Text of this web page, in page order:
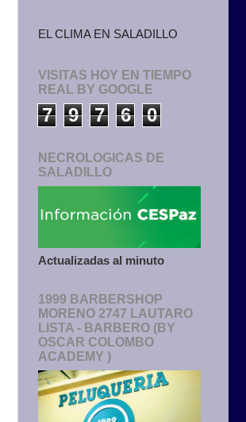
EL CLIMA EN SALADILLO
VISITAS HOY EN TIEMPO
REAL BY GOOGLE
7 9 7 6 0
NECROLOGICAS DE
SALADILLO
Actualizadas al minuto
1999 BARBERSHOP
MORENO 2747 LAUTARO
LISTA - BARBERO (BY
OSCAR COLOMBO
ACADEMY )